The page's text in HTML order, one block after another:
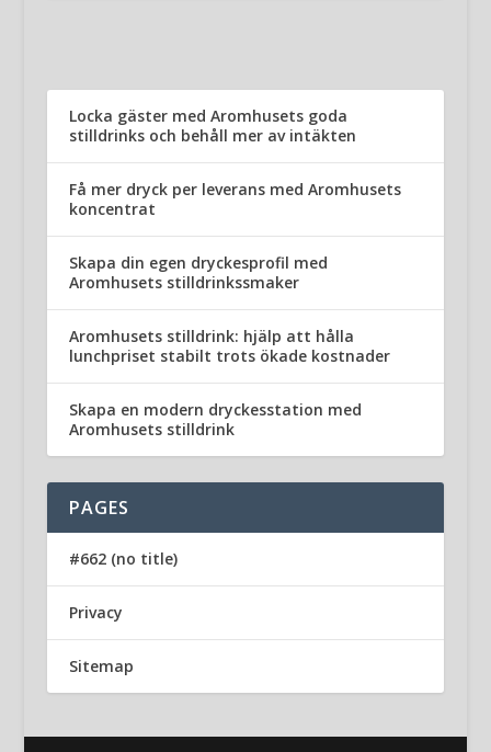
Locka gäster med Aromhusets goda
stilldrinks och behåll mer av intäkten
Få mer dryck per leverans med Aromhusets
koncentrat
Skapa din egen dryckesprofil med
Aromhusets stilldrinkssmaker
Aromhusets stilldrink: hjälp att hålla
lunchpriset stabilt trots ökade kostnader
Skapa en modern dryckesstation med
Aromhusets stilldrink
PAGES
#662 (no title)
Privacy
Sitemap